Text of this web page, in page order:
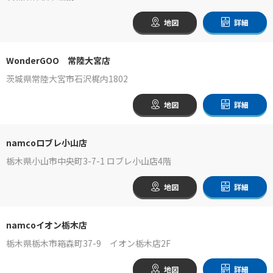
地図 詳細
WonderGOO 常陸大宮店
茨城県常陸大宮市石沢梶内1802
地図 詳細
namcoロブレ小山店
栃木県小山市中央町3-7-1 ロブレ小山店4階
地図 詳細
namcoイオン栃木店
栃木県栃木市箱森町37-9 イオン栃木店2F
地図 詳細